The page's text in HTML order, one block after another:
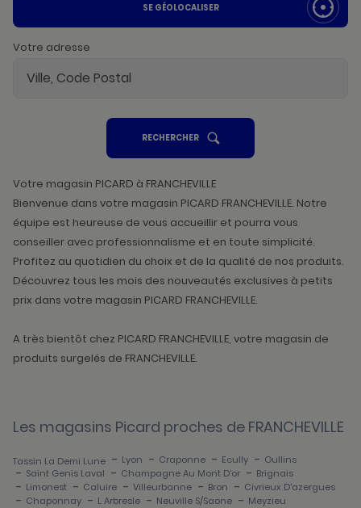
SE GÉOLOCALISER
Votre adresse
RECHERCHERUN
POINT
VENTE
Votre magasin PICARD à FRANCHEVILLE
Bienvenue dans votre magasin PICARD FRANCHEVILLE. Notre
équipe est heureuse de vous accueillir et pourra vous
conseiller avec professionnalisme et en toute simplicité.
Profitez au quotidien du choix et de la qualité de nos produits.
Découvrez tous les mois des nouveautés exclusives à petits
prix dans votre magasin PICARD FRANCHEVILLE.
A très bientôt chez PICARD FRANCHEVILLE, votre magasin de
produits surgelés de FRANCHEVILLE.
Les magasins Picard proches de FRANCHEVILLE
Tassin La Demi Lune - Lyon - Craponne - Ecully - Oullins
- Saint Genis Laval - Champagne Au Mont D'or - Brignais
- Limonest - Caluire - Villeurbanne - Bron - Civrieux D'azergues
- Chaponnay - L Arbresle - Neuville S/saone - Meyzieu